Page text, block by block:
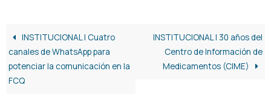
INSTITUCIONAL | Cuatro
canales de WhatsApp para
potenciar la comunicación en la
FCQ
INSTITUCIONAL | 30 años del
Centro de Información de
Medicamentos (CIME)